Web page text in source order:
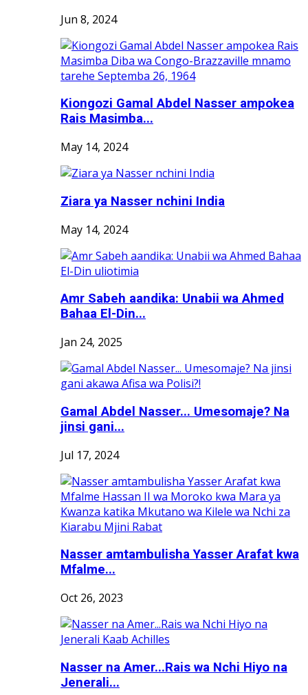
Jun 8, 2024
Kiongozi Gamal Abdel Nasser ampokea
Rais Masimba...
May 14, 2024
Ziara ya Nasser nchini India
May 14, 2024
Amr Sabeh aandika: Unabii wa Ahmed
Bahaa El-Din...
Jan 24, 2025
Gamal Abdel Nasser... Umesomaje? Na
jinsi gani...
Jul 17, 2024
Nasser amtambulisha Yasser Arafat kwa
Mfalme...
Oct 26, 2023
Nasser na Amer...Rais wa Nchi Hiyo na
Jenerali...